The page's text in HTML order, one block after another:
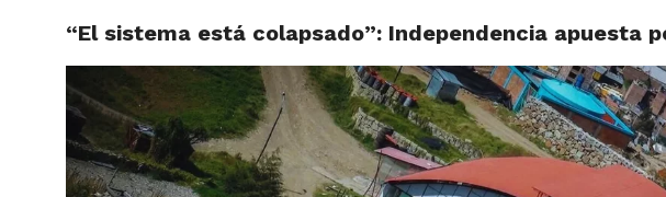
ACTUALIDAD HUARAZ
“El sistema está colapsado”: Independencia apuesta